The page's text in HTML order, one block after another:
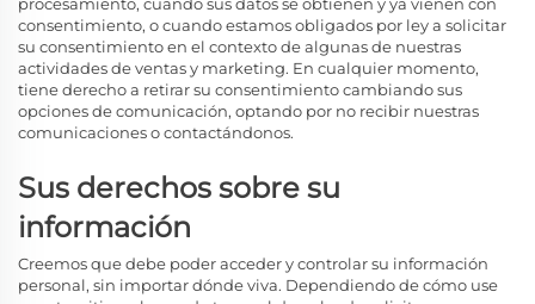
consentimiento, o cuando estamos obligados por ley a solicitar
su consentimiento en el contexto de algunas de nuestras
actividades de ventas y marketing. En cualquier momento,
tiene derecho a retirar su consentimiento cambiando sus
opciones de comunicación, optando por no recibir nuestras
comunicaciones o contactándonos.
Sus derechos sobre su
información
Creemos que debe poder acceder y controlar su información
personal, sin importar dónde viva. Dependiendo de cómo use